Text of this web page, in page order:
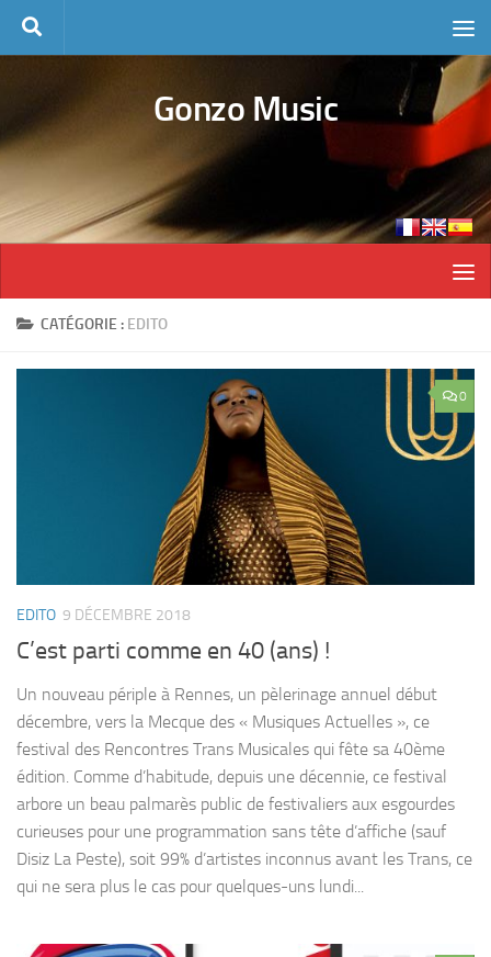
Skip to content
Gonzo Music
CATÉGORIE : EDITO
0
EDITO 9 DÉCEMBRE 2018
C’est parti comme en 40 (ans) !
Un nouveau périple à Rennes, un pèlerinage annuel début
décembre, vers la Mecque des « Musiques Actuelles », ce
festival des Rencontres Trans Musicales qui fête sa 40ème
édition. Comme d’habitude, depuis une décennie, ce festival
arbore un beau palmarès public de festivaliers aux esgourdes
curieuses pour une programmation sans tête d’affiche (sauf
Disiz La Peste), soit 99% d’artistes inconnus avant les Trans, ce
qui ne sera plus le cas pour quelques-uns lundi...